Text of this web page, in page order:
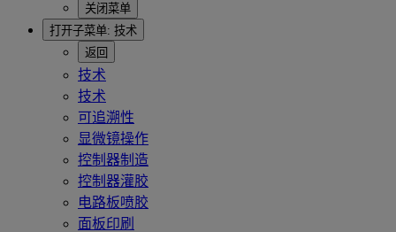
关闭菜单
打开子菜单: 技术
返回
技术
技术
可追溯性
显微镜操作
控制器制造
控制器灌胶
电路板喷胶
面板印刷